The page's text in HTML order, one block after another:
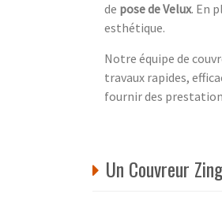
de pose de Velux. En
esthétique.
Notre équipe de
travaux rapides,
fournir des
Un Couvreur